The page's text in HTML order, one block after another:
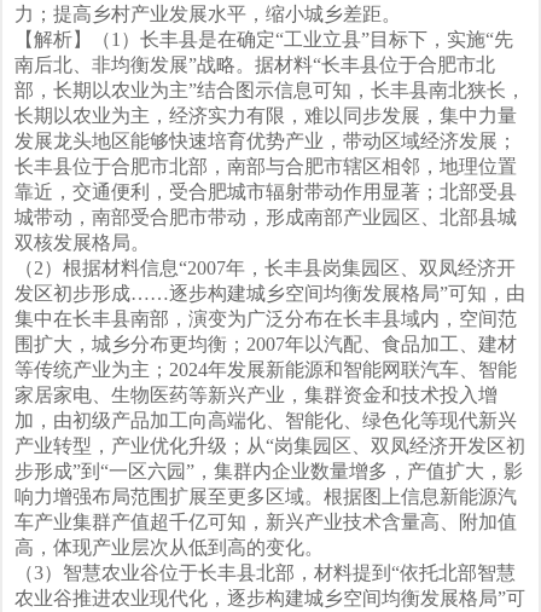
力；提高乡村产业发展水平，缩小城乡差距。
【解析】（1）长丰县是在确定“工业立县”目标下，实施“先
南后北、非均衡发展”战略。据材料“长丰县位于合肥市北
部，长期以农业为主”结合图示信息可知，长丰县南北狭长，
长期以农业为主，经济实力有限，难以同步发展，集中力量
发展龙头地区能够快速培育优势产业，带动区域经济发展；
长丰县位于合肥市北部，南部与合肥市辖区相邻，地理位置
靠近，交通便利，受合肥城市辐射带动作用显著；北部受县
城带动，南部受合肥市带动，形成南部产业园区、北部县城
双核发展格局。
（2）根据材料信息“2007年，长丰县岗集园区、双凤经济开
发区初步形成……逐步构建城乡空间均衡发展格局”可知，由
集中在长丰县南部，演变为广泛分布在长丰县域内，空间范
围扩大，城乡分布更均衡；2007年以汽配、食品加工、建材
等传统产业为主；2024年发展新能源和智能网联汽车、智能
家居家电、生物医药等新兴产业，集群资金和技术投入增
加，由初级产品加工向高端化、智能化、绿色化等现代新兴
产业转型，产业优化升级；从“岗集园区、双凤经济开发区初
步形成”到“一区六园”，集群内企业数量增多，产值扩大，影
响力增强布局范围扩展至更多区域。根据图上信息新能源汽
车产业集群产值超千亿可知，新兴产业技术含量高、附加值
高，体现产业层次从低到高的变化。
（3）智慧农业谷位于长丰县北部，材料提到“依托北部智慧
农业谷推进农业现代化，逐步构建城乡空间均衡发展格局”可